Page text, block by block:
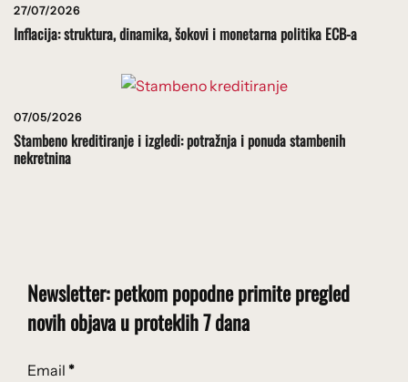
27/07/2026
Inflacija: struktura, dinamika, šokovi i monetarna politika ECB-a
07/05/2026
Stambeno kreditiranje i izgledi: potražnja i ponuda stambenih
nekretnina
Newsletter: petkom popodne primite pregled
novih objava u proteklih 7 dana
Email *